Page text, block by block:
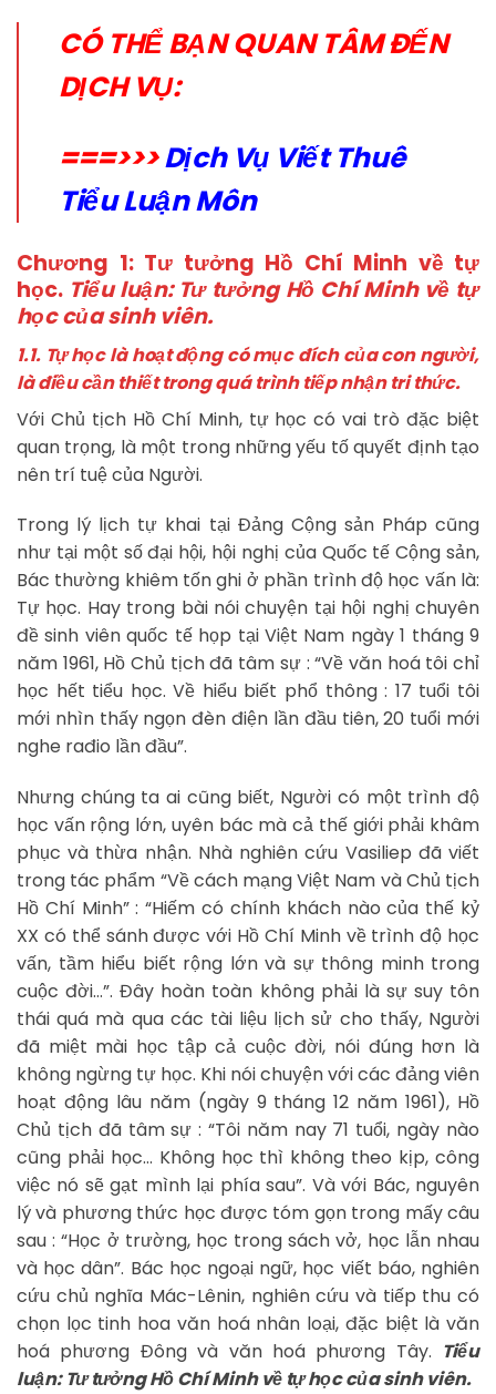
CÓ THỂ BẠN QUAN TÂM ĐẾN
DỊCH VỤ:
===>>>Dịch Vụ Viết Thuê
Tiểu Luận Môn
Chương 1: Tư tưởng Hồ Chí Minh về tự
học. Tiểu luận: Tư tưởng Hồ Chí Minh về tự
học của sinh viên.
1.1. Tự học là hoạt động có mục đích của con người,
là điều cần thiết trong quá trình tiếp nhận tri thức.
Với Chủ tịch Hồ Chí Minh, tự học có vai trò đặc biệt
quan trọng, là một trong những yếu tố quyết định tạo
nên trí tuệ của Người.
Trong lý lịch tự khai tại Đảng Cộng sản Pháp cũng
như tại một số đại hội, hội nghị của Quốc tế Cộng sản,
Bác thường khiêm tốn ghi ở phần trình độ học vấn là:
Tự học. Hay trong bài nói chuyện tại hội nghị chuyên
đề sinh viên quốc tế họp tại Việt Nam ngày 1 tháng 9
năm 1961, Hồ Chủ tịch đã tâm sự : “Về văn hoá tôi chỉ
học hết tiểu học. Về hiểu biết phổ thông : 17 tuổi tôi
mới nhìn thấy ngọn đèn điện lần đầu tiên, 20 tuổi mới
nghe rađio lần đầu”.
Nhưng chúng ta ai cũng biết, Người có một trình độ
học vấn rộng lớn, uyên bác mà cả thế giới phải khâm
phục và thừa nhận. Nhà nghiên cứu Vasiliep đã viết
trong tác phẩm “Về cách mạng Việt Nam và Chủ tịch
Hồ Chí Minh” : “Hiếm có chính khách nào của thế kỷ
XX có thể sánh được với Hồ Chí Minh về trình độ học
vấn, tầm hiểu biết rộng lớn và sự thông minh trong
cuộc đời…”. Đây hoàn toàn không phải là sự suy tôn
thái quá mà qua các tài liệu lịch sử cho thấy, Người
đã miệt mài học tập cả cuộc đời, nói đúng hơn là
không ngừng tự học. Khi nói chuyện với các đảng viên
hoạt động lâu năm (ngày 9 tháng 12 năm 1961), Hồ
Chủ tịch đã tâm sự : “Tôi năm nay 71 tuổi, ngày nào
cũng phải học… Không học thì không theo kịp, công
việc nó sẽ gạt mình lại phía sau”. Và với Bác, nguyên
lý và phương thức học được tóm gọn trong mấy câu
sau : “Học ở trường, học trong sách vở, học lẫn nhau
và học dân”. Bác học ngoại ngữ, học viết báo, nghiên
cứu chủ nghĩa Mác-Lênin, nghiên cứu và tiếp thu có
chọn lọc tinh hoa văn hoá nhân loại, đặc biệt là văn
hoá phương Đông và văn hoá phương Tây. Tiểu
luận: Tư tưởng Hồ Chí Minh về tự học của sinh viên.